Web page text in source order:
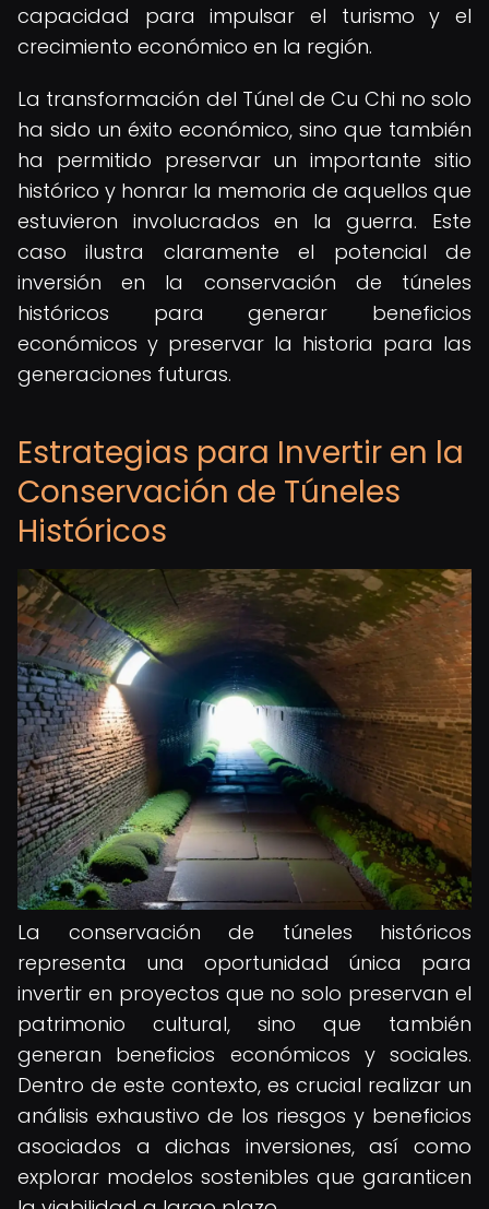
capacidad para impulsar el turismo y el
crecimiento económico en la región.
La transformación del Túnel de Cu Chi no solo
ha sido un éxito económico, sino que también
ha permitido preservar un importante sitio
histórico y honrar la memoria de aquellos que
estuvieron involucrados en la guerra. Este
caso ilustra claramente el potencial de
inversión en la conservación de túneles
históricos para generar beneficios
económicos y preservar la historia para las
generaciones futuras.
Estrategias para Invertir en la
Conservación de Túneles
Históricos
La conservación de túneles históricos
representa una oportunidad única para
invertir en proyectos que no solo preservan el
patrimonio cultural, sino que también
generan beneficios económicos y sociales.
Dentro de este contexto, es crucial realizar un
análisis exhaustivo de los riesgos y beneficios
asociados a dichas inversiones, así como
explorar modelos sostenibles que garanticen